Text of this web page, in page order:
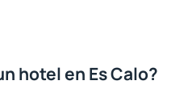
hotel en Es Calo?